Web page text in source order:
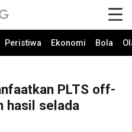
Peristiwa Ekonomi Bola
PLTS off-
hasil selada